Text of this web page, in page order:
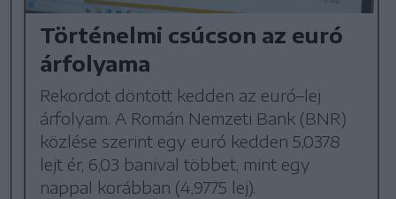
Történelmi csúcson az euró
árfolyama
Rekordot döntött kedden az euró–lej
árfolyam. A Román Nemzeti Bank (BNR)
közlése szerint egy euró kedden 5,0378
lejt ér, 6,03 banival többet, mint egy
nappal korábban (4,9775 lej).